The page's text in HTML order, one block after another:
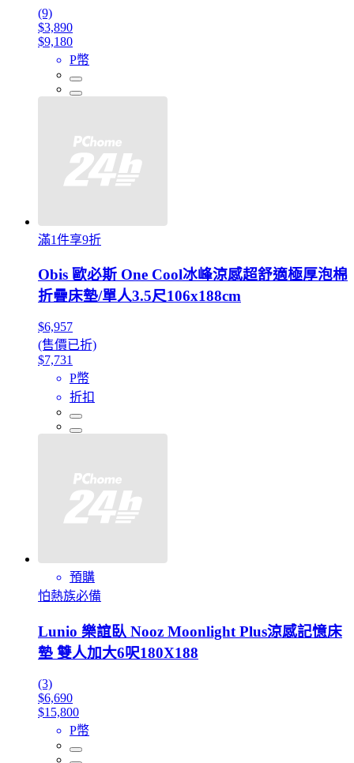
(9)
$3,890
$9,180
P幣
滿1件享9折
Obis 歐必斯 One Cool冰峰涼感超舒適極厚泡棉
折疊床墊/單人3.5尺106x188cm
$6,957
(售價已折)
$7,731
P幣
折扣
預購
怕熱族必備
Lunio 樂誼臥 Nooz Moonlight Plus涼感記憶床
墊 雙人加大6呎180X188
(3)
$6,690
$15,800
P幣